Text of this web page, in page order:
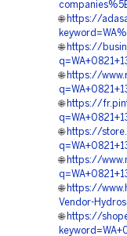
🌐 https://
🌐 https://
🌐 https://
🌐 https://
🌐 https://
🌐 https://
🌐 https://
Vendor-
🌐 https://